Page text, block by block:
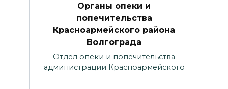
Органы опеки и
попечительства
Красноармейского района
Волгограда
Отдел опеки и попечительства
администрации Красноармейского